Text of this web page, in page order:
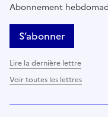
Abonnement
S’abonner
Lire la dernière lettre
Voir toutes les lettres